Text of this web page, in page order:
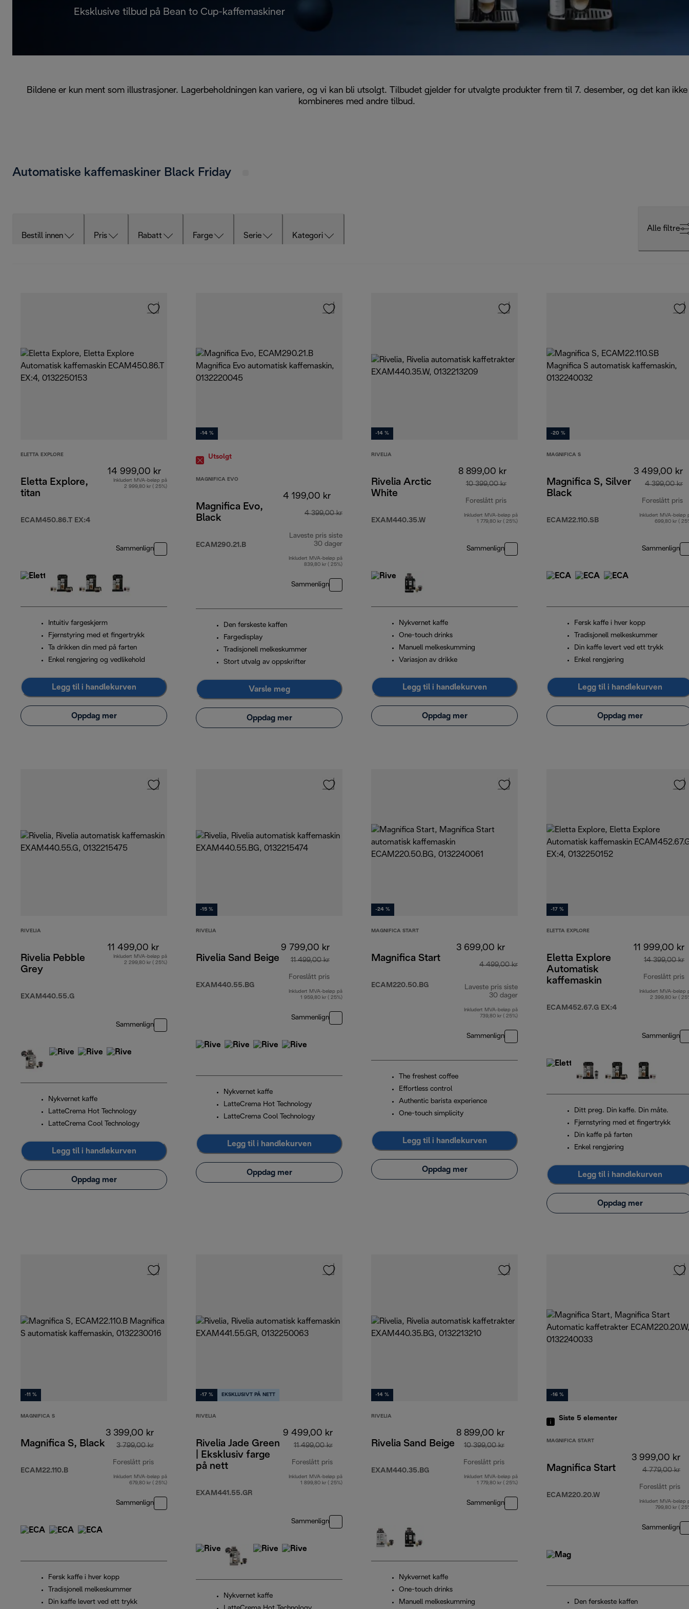
Eksklusive tilbud på Bean to Cup-kaffemaskiner
Bildene er kun ment som illustrasjoner. Lagerbeholdningen kan variere, og vi kan bli utsolgt. Tilbudet gjelder for utvalgte produkter frem til 7. desember, og det kan ikke
kombineres med andre tilbud.
Automatiske kaffemaskiner Black Friday
Bestill innen Pris Rabatt Farge Serie Kategori
Alle filtre
ELETTA EXPLORE
Eletta Explore,
titan
ECAM450.86.T EX:4
14 999,00 kr
Inkludert MVA-beløp på
2 999,80 kr ( 25%)
Sammenlign
Intuitiv fargeskjerm
Fjernstyring med et fingertrykk
Ta drikken din med på farten
Enkel rengjøring og vedlikehold
Legg til i handlekurven
Oppdag mer
-14 %
Utsolgt
MAGNIFICA EVO
Magnifica Evo,
Black
ECAM290.21.B
4 199,00 kr
4 399,00 kr
Laveste pris siste
30 dager
Inkludert MVA-beløp på
839,80 kr ( 25%)
Sammenlign
Den ferskeste kaffen
Fargedisplay
Tradisjonell melkeskummer
Stort utvalg av oppskrifter
Varsle meg
Oppdag mer
-14 %
RIVELIA
Rivelia Arctic
White
EXAM440.35.W
8 899,00 kr
10 399,00 kr
Foreslått pris
opprinnelig pris 10 399,00 kr
Inkludert MVA-beløp på
1 779,80 kr ( 25%)
Sammenlign
Nykvernet kaffe
One-touch drinks
Manuell melkeskumming
Variasjon av drikke
Legg til i handlekurven
Oppdag mer
-20 %
MAGNIFICA S
Magnifica S, Silver
Black
ECAM22.110.SB
3 499,00 kr
4 399,00 kr
Foreslått pris
Inkludert MVA-beløp
699,80 kr (
Sammenlign
Fersk kaffe i hver kopp
Tradisjonell melkeskummer
Din kaffe levert ved ett trykk
Enkel rengjøring
Legg til i handlekurven
Oppdag mer
RIVELIA
Rivelia Pebble
Grey
EXAM440.55.G
11 499,00 kr
Inkludert MVA-beløp på
2 299,80 kr ( 25%)
Sammenlign
Nykvernet kaffe
LatteCrema Hot Technology
LatteCrema Cool Technology
Legg til i handlekurven
Oppdag mer
-15 %
RIVELIA
Rivelia Sand Beige
EXAM440.55.BG
9 799,00 kr
11 499,00 kr
Foreslått pris
opprinnelig pris 11 499,00 kr
Inkludert MVA-beløp på
1 959,80 kr ( 25%)
Sammenlign
Nykvernet kaffe
LatteCrema Hot Technology
LatteCrema Cool Technology
Legg til i handlekurven
Oppdag mer
-24 %
MAGNIFICA START
Magnifica Start
ECAM220.50.BG
3 699,00 kr
4 499,00 kr
Laveste pris siste
30 dager
Inkludert MVA-beløp på
739,80 kr ( 25%)
Sammenlign
The freshest coffee
Effortless control
Authentic barista experience
One-touch simplicity
Legg til i handlekurven
Oppdag mer
-17 %
ELETTA EXPLORE
Eletta Explore
Automatisk
kaffemaskin
ECAM452.67.G EX:4
11 999,00 kr
14 399,00 kr
Foreslått pris
Inkludert MVA-beløp
2 399,80 kr (
Sammenlign
Ditt preg. Din kaffe. Din måte.
Fjernstyring med et fingertrykk
Din kaffe på farten
Enkel rengjøring
Legg til i handlekurven
Oppdag mer
-11 %
MAGNIFICA S
Magnifica S, Black
ECAM22.110.B
3 399,00 kr
3 799,00 kr
Foreslått pris
opprinnelig pris 3 799,00 kr
Inkludert MVA-beløp på
679,80 kr ( 25%)
Sammenlign
Fersk kaffe i hver kopp
Tradisjonell melkeskummer
Din kaffe levert ved ett trykk
-17 % EKSKLUSIVT PÅ NETT
RIVELIA
Rivelia Jade Green
| Eksklusiv farge
på nett
EXAM441.55.GR
9 499,00 kr
11 499,00 kr
Foreslått pris
opprinnelig pris 11 499,00 kr
Inkludert MVA-beløp på
1 899,80 kr ( 25%)
Sammenlign
Nykvernet kaffe
-14 %
RIVELIA
Rivelia Sand Beige
EXAM440.35.BG
8 899,00 kr
10 399,00 kr
Foreslått pris
opprinnelig pris 10 399,00 kr
Inkludert MVA-beløp på
1 779,80 kr ( 25%)
Sammenlign
Nykvernet kaffe
One-touch drinks
Manuell melkeskumming
-16 %
Siste 5 elementer
MAGNIFICA START
Magnifica Start
ECAM220.20.W
3 999,00 kr
4 779,00 kr
Foreslått pris
Inkludert MVA-beløp
799,80 kr (
Sammenlign
Den ferskeste kaffen